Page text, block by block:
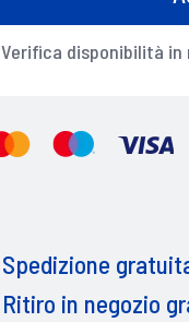
Verifica disponibilità in
Spedizione
Ritiro in negozio